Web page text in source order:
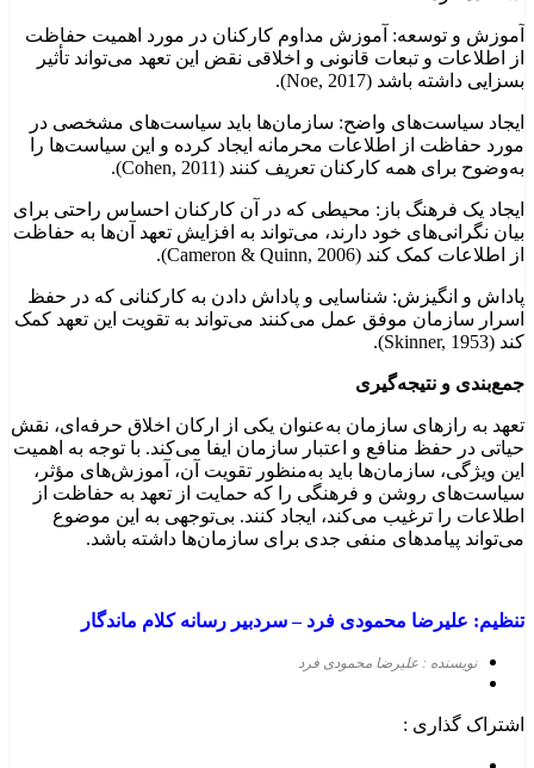
آموزش و توسعه: آموزش مداوم کارکنان در مورد اهمیت حفاظت
از اطلاعات و تبعات قانونی و اخلاقی نقض این تعهد می‌تواند تأثیر
بسزایی داشته باشد (Noe, 2017).
ایجاد سیاست‌های واضح: سازمان‌ها باید سیاست‌های مشخصی در
مورد حفاظت از اطلاعات محرمانه ایجاد کرده و این سیاست‌ها را
به‌وضوح برای همه کارکنان تعریف کنند (Cohen, 2011).
ایجاد یک فرهنگ باز: محیطی که در آن کارکنان احساس راحتی برای
بیان نگرانی‌های خود دارند، می‌تواند به افزایش تعهد آن‌ها به حفاظت
از اطلاعات کمک کند (Cameron & Quinn, 2006).
پاداش و انگیزش: شناسایی و پاداش دادن به کارکنانی که در حفظ
اسرار سازمان موفق عمل می‌کنند می‌تواند به تقویت این تعهد کمک
کند (Skinner, 1953).
جمع‌بندی و نتیجه‌گیری
تعهد به رازهای سازمان به‌عنوان یکی از ارکان اخلاق حرفه‌ای، نقش
حیاتی در حفظ منافع و اعتبار سازمان ایفا می‌کند. با توجه به اهمیت
این ویژگی، سازمان‌ها باید به‌منظور تقویت آن، آموزش‌های مؤثر،
سیاست‌های روشن و فرهنگی را که حمایت از تعهد به حفاظت از
اطلاعات را ترغیب می‌کند، ایجاد کنند. بی‌توجهی به این موضوع
می‌تواند پیامدهای منفی جدی برای سازمان‌ها داشته باشد.
تنظیم: علیرضا محمودی فرد –سردبیر رسانه کلام ماندگار
نویسنده : علیرضا محمودی فرد
اشتراک گذاری :